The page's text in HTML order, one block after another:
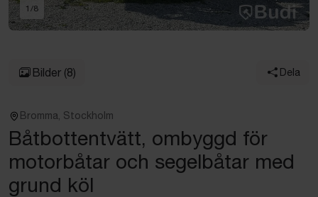
1 /8
Bilder (8) Dela
Bromma, Stockholm
Båtbottentvätt, ombyggd för
motorbåtar och segelbåtar med
grund köl